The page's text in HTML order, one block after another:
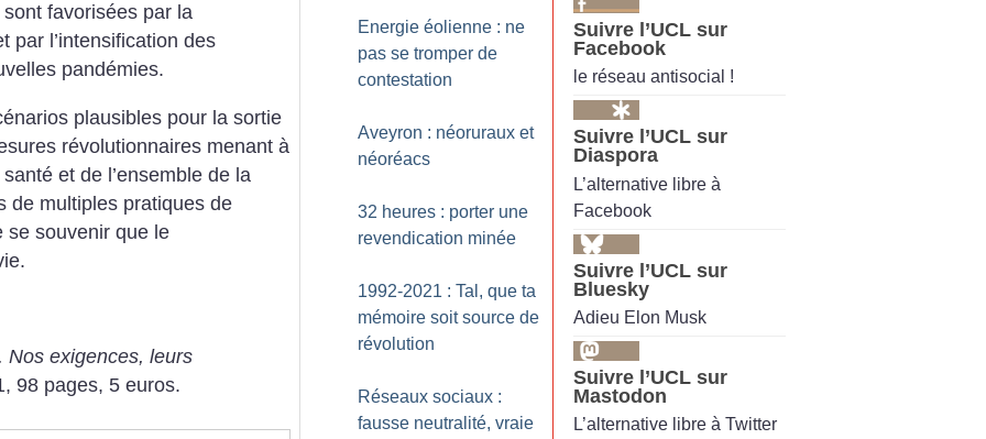
favorisées par la
par l’intensification des
pandémies.
plausibles pour la sortie
révolutionnaires menant à
et de l’ensemble de la
de multiples pratiques de
se souvenir que le
Nos exigences, leurs
98 pages, 5 euros.
Energie éolienne : ne
pas se tromper de
contestation
Aveyron : néoruraux et
néoréacs
32 heures : porter une
revendication minée
1992-2021 : Tal, que ta
mémoire soit source de
révolution
Réseaux sociaux :
fausse neutralité, vraie
Suivre l’UCL sur
Facebook
le réseau antisocial !
Suivre l’UCL sur
Diaspora
L’alternative libre à
Facebook
Suivre l’UCL sur
Bluesky
Adieu Elon Musk
Suivre l’UCL sur
Mastodon
L’alternative libre à Twitter